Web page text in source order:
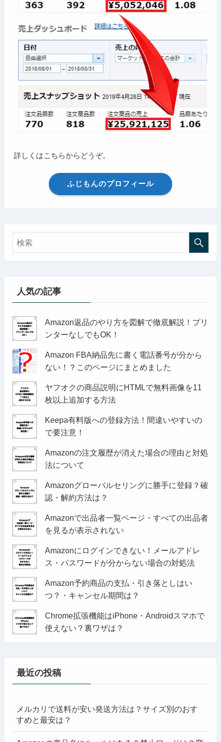
詳しくはこちらからどうぞ。
ふじもんのプロフィール
人気の記事
Amazon返品のやり方を図解で徹底解説！プリ
ンターなしでもOK！
Amazon FBA納品先に書く電話番号が分から
ない！？このページにまとめました
ヤフオクの商品説明にHTMLで無料画像を11
枚以上追加する方法
Keepa有料版への登録方法！間違いやすいの
で要注意！
Amazonの注文履歴が消えた場合の理由と対処
法について
Amazonグローバルセリングに勝手に登録？確
認・解約方法は？
Amazonで出品者一覧ページ・すべての出品者
を見るが表示されない
Amazonにログインできない！メールアドレ
ス・パスワードが分からない場合の対処法
Amazon予約商品の支払・引き落としはい
つ？・キャンセル期間は？
Chrome拡張機能はiPhone・Androidスマホで
使えない？裏ワザは？
最近の投稿
メルカリで送料が安い発送方法は？サイズ別のおす
すめと最安は？